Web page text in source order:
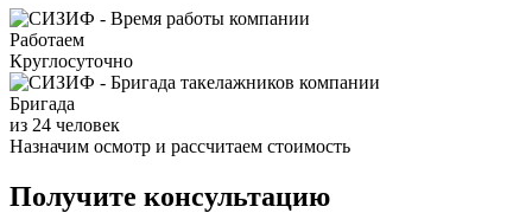
Работаем
Круглосуточно
Бригада
из 24 человек
Назначим осмотр и рассчитаем стоимость
Получите консультацию